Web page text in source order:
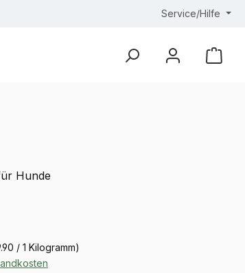
Service/Hilfe
Hunde
/ 1 Kilogramm)